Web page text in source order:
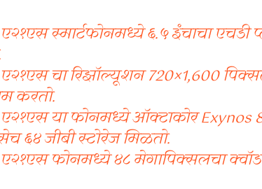
स्मार्टफोनमध्ये ६.५ इंचाचा एचडी
चा रिझॉल्यूशन 720×1,600
करतो.
या फोनमध्ये ऑक्टाकोर Exynos
६४ जीबी स्टोरेज मिळतो.
फोनमध्ये ४८ मेगापिक्सलचा क्वॉड